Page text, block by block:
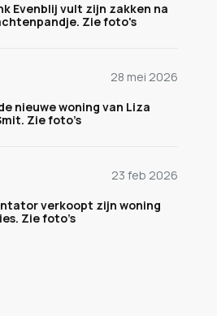
Evenblij vult zijn zakken na
Zie foto's
28 mei 2026
nieuwe woning van Liza
Zie foto’s
23 feb 2026
verkoopt zijn woning
Zie foto’s